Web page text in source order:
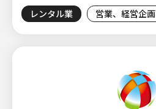
レンタル業 営業、経営企画